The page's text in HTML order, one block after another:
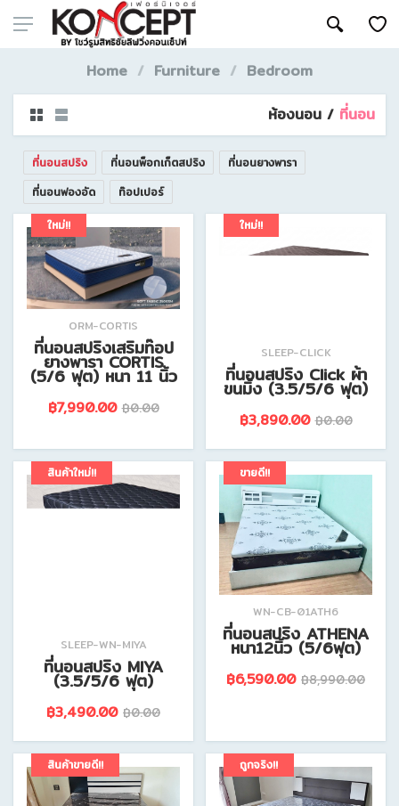
Home Furniture Bedroom
ห้องนอน / ที่นอน
ที่นอนสปริง ที่นอนพ็อกเก็ตสปริง
ที่นอนยางพารา
ที่นอนฟองอัด
ท๊อปเปอร์
ใหม่!!
ORM-CORTIS
ที่นอนสปริงเสริมท๊อป
ยางพารา CORTIS
(5/6 ฟุต) หนา 11 นิ้ว
฿7,990.00 ฿0.00
ดูรายละเอียดสินค้านี้
ใหม่!!
SLEEP-CLICK
ที่นอนสปริง Click ผ้า
ขนมิ้ง (3.5/5/6 ฟุต)
฿3,890.00 ฿0.00
ดูรายละเอียดสินค้านี้
สินค้าใหม่!!
SLEEP-WN-MIYA
ที่นอนสปริง MIYA
(3.5/5/6 ฟุต)
฿3,490.00 ฿0.00
ดูรายละเอียดสินค้านี้
ขายดี!!
WN-CB-01ATH6
ที่นอนสปริง ATHENA
หนา12นิ้ว (5/6ฟุต)
฿6,590.00 ฿8,990.00
ดูรายละเอียดสินค้านี้
สินค้าขายดี!! ถูกจริง!!